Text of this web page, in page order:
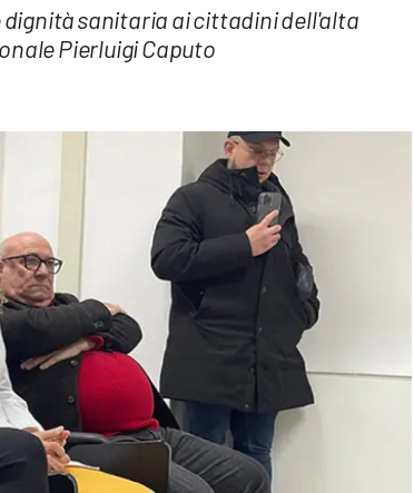
sanitaria ai cittadini dell'alta
Pierluigi Caputo